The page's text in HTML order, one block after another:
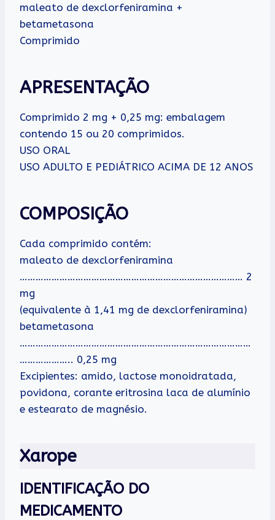
maleato de dexclorfeniramina +
betametasona
Comprimido
APRESENTAÇÃO
Comprimido 2 mg + 0,25 mg: embalagem
contendo 15 ou 20 comprimidos.
USO ORAL
USO ADULTO E PEDIÁTRICO ACIMA DE 12 ANOS
COMPOSIÇÃO
Cada comprimido contém:
maleato de dexclorfeniramina
………………………………………………………………………… 2
mg
(equivalente à 1,41 mg de dexclorfeniramina)
betametasona
……………………………………………………………………………
……………….. 0,25 mg
Excipientes: amido, lactose monoidratada,
povidona, corante eritrosina laca de alumínio
e estearato de magnésio.
Xarope
IDENTIFICAÇÃO DO
MEDICAMENTO